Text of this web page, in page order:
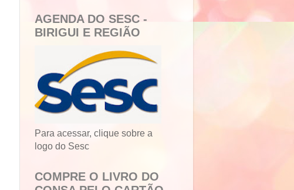
AGENDA DO SESC -
BIRIGUI E REGIÃO
Para acessar, clique sobre a
logo do Sesc
COMPRE O LIVRO DO